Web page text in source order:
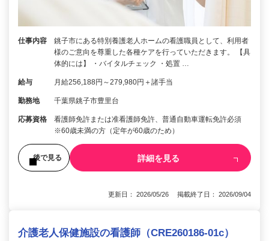
仕事内容
銚子市にある特別養護老人ホームの看護職員として、利用者
様のご意向を尊重した各種ケアを行っていただきます。 【具
体的には】 ・バイタルチェック ・処置 …
給与 月給256,188円～279,980円＋諸手当
勤務地 千葉県銚子市豊里台
応募資格
看護師免許または准看護師免許、普通自動車運転免許必須
※60歳未満の方（定年が60歳のため）
後で見る 詳細を見る
更新日： 2026/05/26 掲載終了日： 2026/09/04
介護老人保健施設の看護師（CRE260186-01c）